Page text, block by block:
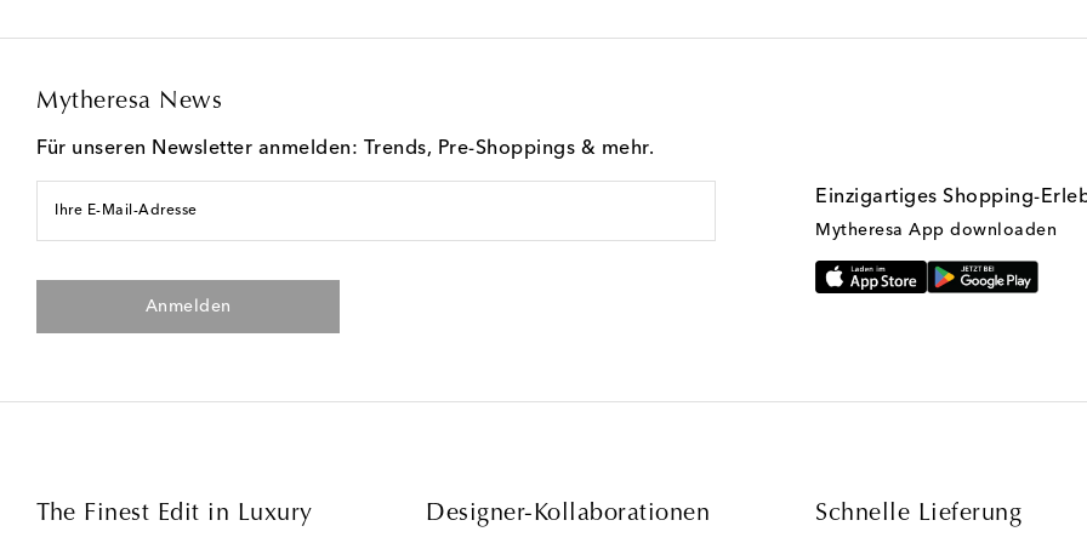
Mytheresa News
Für unseren Newsletter anmelden: Trends, Pre-Shoppings & mehr.
Ihre E-Mail-Adresse
Anmelden
Einzigartiges Shopping-
Mytheresa App downloaden
The Finest Edit in Luxury Designer-Kollaborationen Schnelle Lieferung